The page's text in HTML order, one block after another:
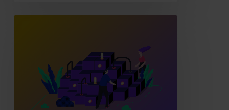
l’evoluzione